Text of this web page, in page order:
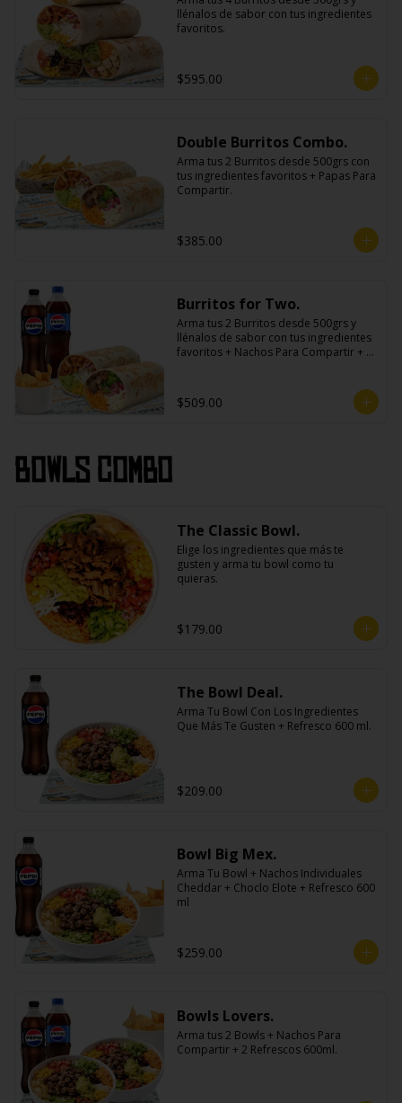
llénalos de sabor con tus ingredientes
favoritos.
$595.00
Double Burritos Combo.
Arma tus 2 Burritos desde 500grs con
tus ingredientes favoritos + Papas Para
Compartir.
$385.00
Burritos for Two.
Arma tus 2 Burritos desde 500grs y
llénalos de sabor con tus ingredientes
favoritos + Nachos Para Compartir + 2
$509.00
Bowls Combo
The Classic Bowl.
Elige los ingredientes que más te
gusten y arma tu bowl como tu
quieras.
$179.00
The Bowl Deal.
Arma Tu Bowl Con Los Ingredientes
Que Más Te Gusten + Refresco 600 ml.
$209.00
Bowl Big Mex.
Arma Tu Bowl + Nachos Individuales
Cheddar + Choclo Elote + Refresco 600
ml
$259.00
Bowls Lovers.
Arma tus 2 Bowls + Nachos Para
Compartir + 2 Refrescos 600ml.